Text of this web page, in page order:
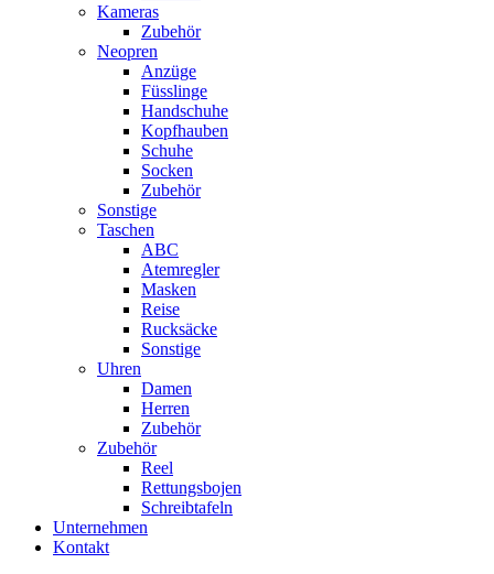
Kameras
Zubehör
Neopren
Anzüge
Füsslinge
Handschuhe
Kopfhauben
Schuhe
Socken
Zubehör
Sonstige
Taschen
ABC
Atemregler
Masken
Reise
Rucksäcke
Sonstige
Uhren
Damen
Herren
Zubehör
Zubehör
Reel
Rettungsbojen
Schreibtafeln
Unternehmen
Kontakt